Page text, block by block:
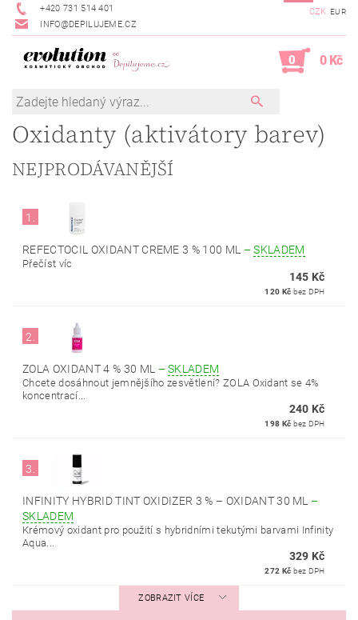
+420 731 514 401
INFO@DEPILUJEME.CZ
CZK EUR
0 0 Kč
Oxidanty (aktivátory barev)
NEJPRODÁVANĚJŠÍ
1.
REFECTOCIL OXIDANT CREME 3 % 100 ML –SKLADEM
Přečíst víc
145 Kč
120 Kč bez DPH
2.
ZOLA OXIDANT 4 % 30 ML –SKLADEM
Chcete dosáhnout jemnějšího zesvětlení? ZOLA Oxidant se 4%
koncentrací...
240 Kč
198 Kč bez DPH
3.
INFINITY HYBRID TINT OXIDIZER 3 % – OXIDANT 30 ML –
SKLADEM
Krémový oxidant pro použití s hybridními tekutými barvami Infinity
Aqua...
329 Kč
272 Kč bez DPH
ZOBRAZIT VÍCE